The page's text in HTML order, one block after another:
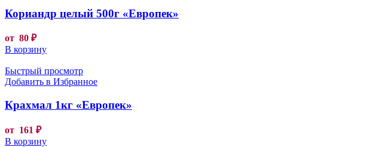
Кориандр целый 500г «Европек»
от 80 ₽
В корзину
Быстрый просмотр
Добавить в Избранное
Крахмал 1кг «Европек»
от 161 ₽
В корзину